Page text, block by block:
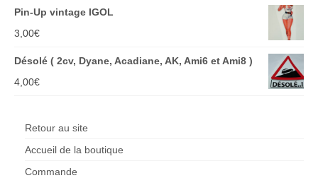
Pin-Up vintage IGOL
3,00€
Désolé ( 2cv, Dyane, Acadiane, AK, Ami6 et Ami8 )
4,00€
Retour au site
Accueil de la boutique
Commande